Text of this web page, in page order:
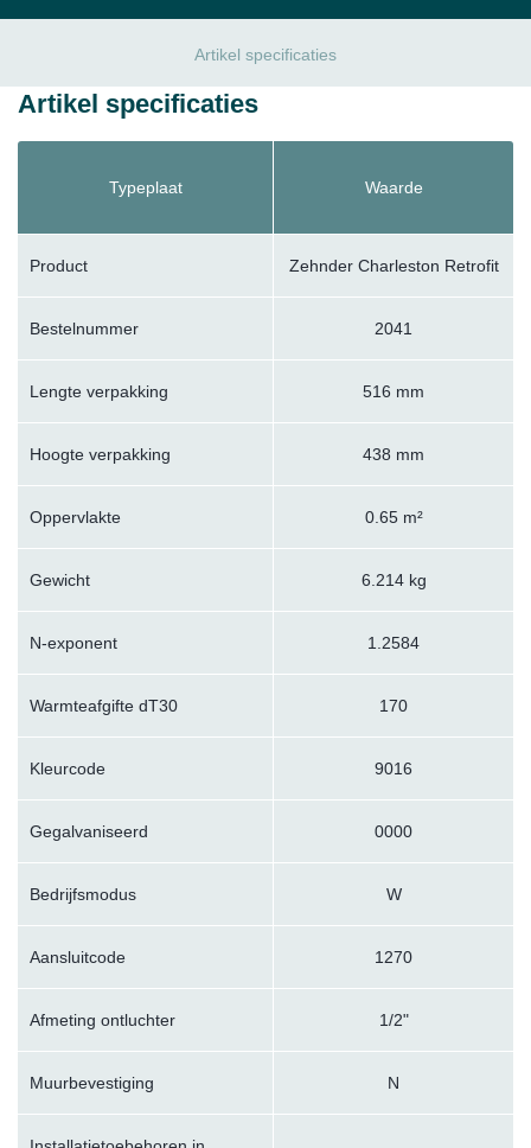
Artikel specificaties
Artikel specificaties
Typeplaat Waarde
Product Zehnder Charleston Retrofit
Bestelnummer 2041
Lengte verpakking 516 mm
Hoogte verpakking 438 mm
Oppervlakte 0.65 m²
Gewicht 6.214 kg
N-exponent 1.2584
Warmteafgifte dT30 170
Kleurcode 9016
Gegalvaniseerd 0000
Bedrijfsmodus W
Aansluitcode 1270
Afmeting ontluchter 1/2"
Muurbevestiging N